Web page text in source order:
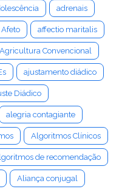
adrenais
Afeto affectio maritalis
Agricultura Convencional
ajustamento diádico
Diádico
alegria contagiante
Algoritmos Clínicos
de recomendação
Aliança conjugal